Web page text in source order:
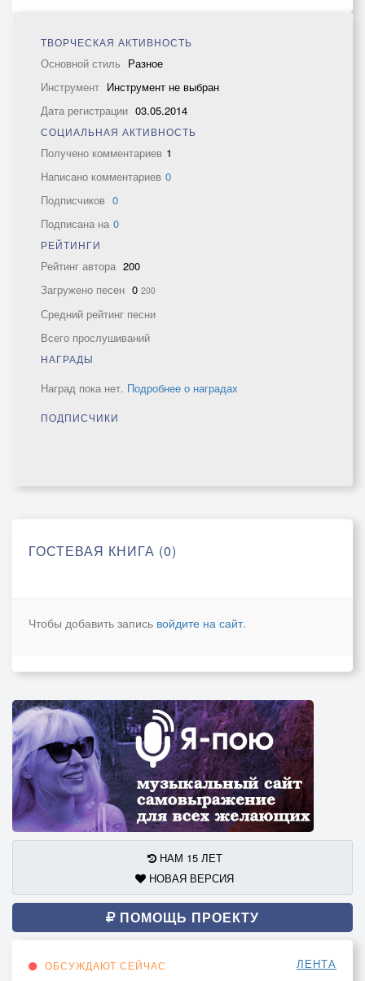
ТВОРЧЕСКАЯ АКТИВНОСТЬ
Основной стиль Разное
Инструмент Инструмент не выбран
Дата регистрации 03.05.2014
СОЦИАЛЬНАЯ АКТИВНОСТЬ
Получено комментариев 1
Написано комментариев 0
Подписчиков 0
Подписана на 0
РЕЙТИНГИ
Рейтинг автора 200
Загружено песен 0 200
Средний рейтинг песни
Всего прослушиваний
НАГРАДЫ
Наград пока нет. Подробнее о наградах
ПОДПИСЧИКИ
ГОСТЕВАЯ КНИГА (0)
Чтобы добавить запись войдите на сайт.
НАМ 15 ЛЕТ
НОВАЯ ВЕРСИЯ
ПОМОЩЬ ПРОЕКТУ
ОБСУЖДАЮТ СЕЙЧАС ЛЕНТА